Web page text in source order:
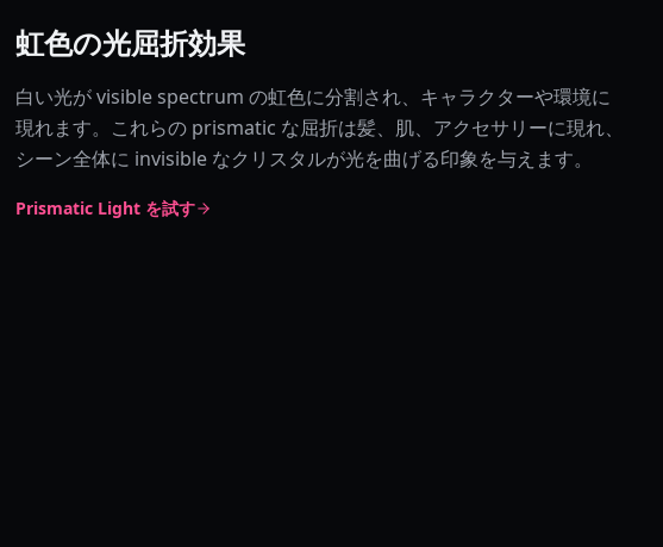
虹色の光屈折効果
白い光が visible spectrum の虹色に分割され、キャラクターや環境に
現れます。これらの prismatic な屈折は髪、肌、アクセサリーに現れ、
シーン全体に invisible なクリスタルが光を曲げる印象を与えます。
Prismatic Light を試す